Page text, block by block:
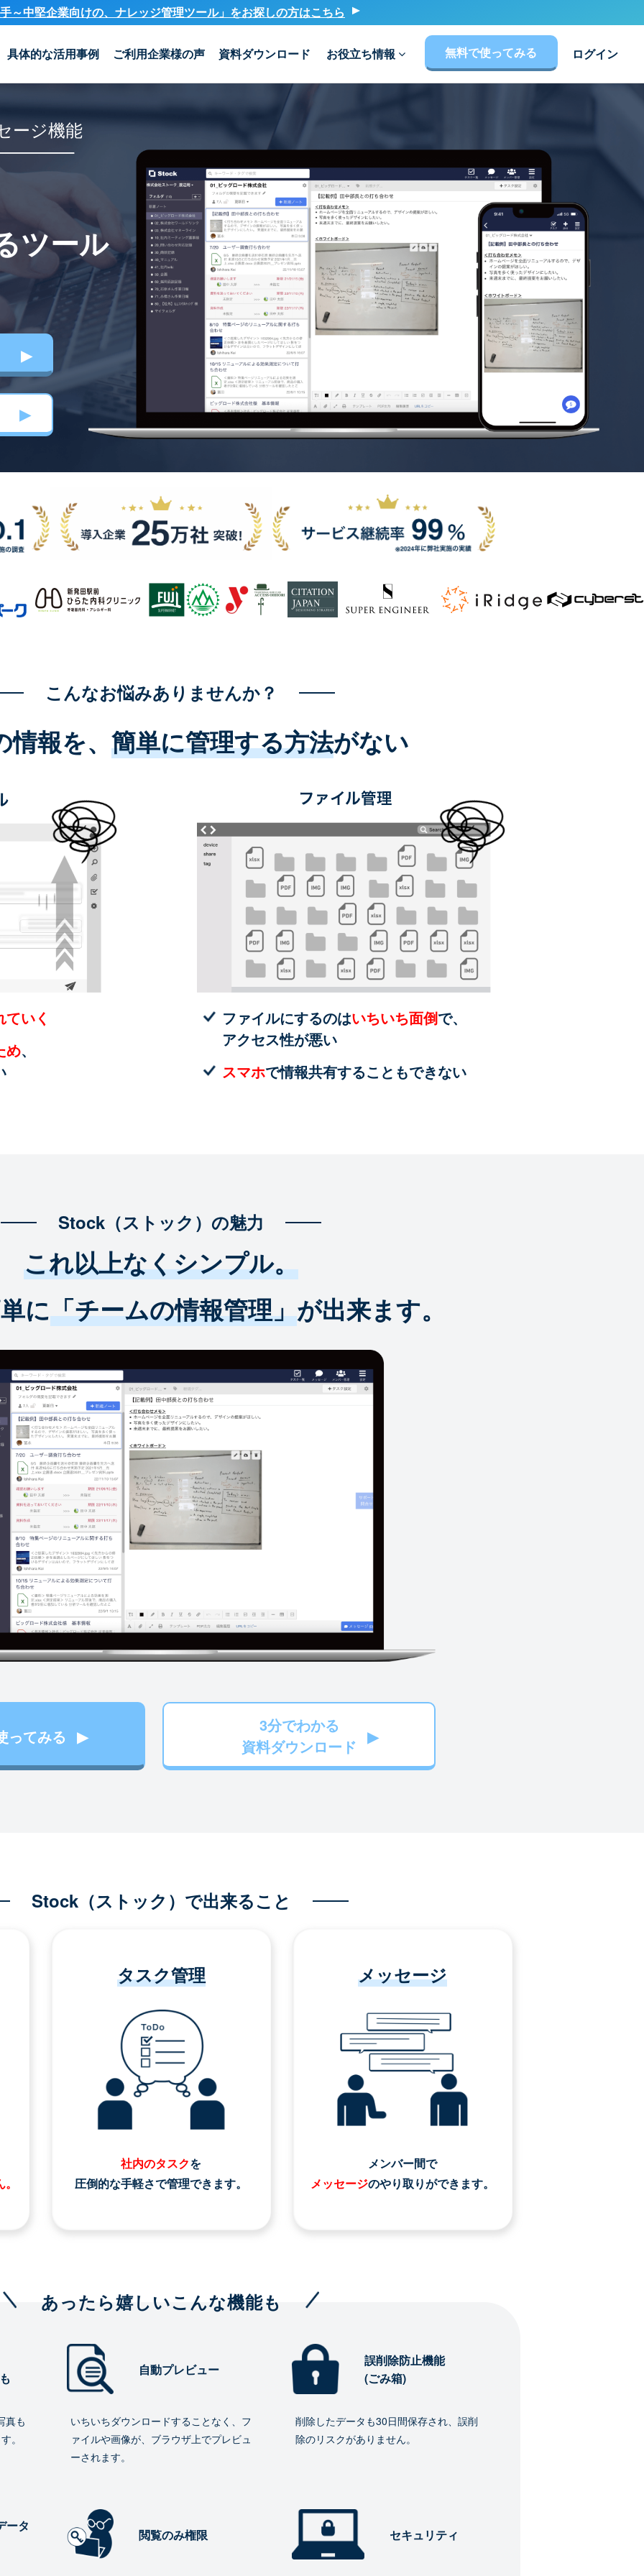
～中堅企業向けの、ナレッジ管理ツール」をお探しの方はこちら
具体的な活用事例 ご利用企業様の声 資料ダウンロード お役立ち情報 無料で使ってみる ログイン
ージ機能
ツール
こんなお悩みありませんか？
報を、 簡単に管理する方法がない
いく
め、
ファイルにするのはいちいち面倒で、
アクセス性が悪い
スマホで情報共有することもできない
Stock（ストック）の魅力
これ以上なくシンプル。
に「チームの情報管理」が出来ます。
ってみる
3分でわかる
資料ダウンロード
Stock（ストック）で出来ること
タスク管理
社内のタスクを
圧倒的な手軽さで管理できます。
メッセージ
メンバー間で
メッセージのやり取りができます。
あったら嬉しいこんな機能も
真も
。
自動プレビュー
いちいちダウンロードすることなく、フ
ァイルや画像が、ブラウザ上でプレビュ
ーされます。
誤削除防止機能
(ごみ箱)
削除したデータも30日間保存され、誤削
除のリスクがありません。
ータ
閲覧のみ権限 セキュリティ